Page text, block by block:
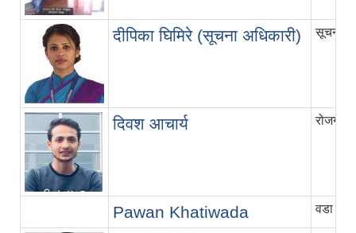
दीपिका घिमिरे (सूचना अधिकारी) सूचना
दिवश आचार्य
Pawan Khatiwada वडा